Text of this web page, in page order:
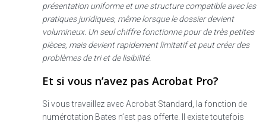
présentation uniforme et une structure compatible avec les
pratiques juridiques, même lorsque le dossier devient
volumineux. Un seul chiffre fonctionne pour de très petites
pièces, mais devient rapidement limitatif et peut créer des
problèmes de tri et de lisibilité.
Et si vous n’avez pas Acrobat Pro?
Si vous travaillez avec Acrobat Standard, la fonction de
numérotation Bates n’est pas offerte. Il existe toutefois